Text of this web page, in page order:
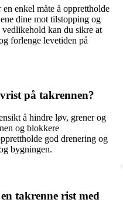
enkel måte å opprettholde
dine mot tilstopping og
vedlikehold kan du sikre at
forlenge levetiden på
på takrennen?
å hindre løv, grener og
og blokkere
god drenering og
bygningen.
takrenne rist med